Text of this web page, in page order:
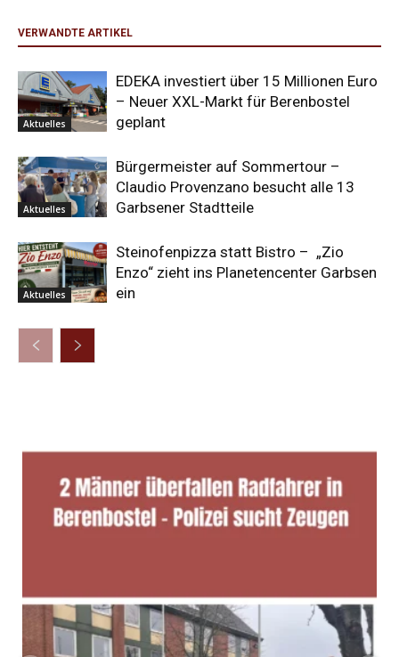
VERWANDTE ARTIKEL
Aktuelles
EDEKA investiert über 15 Millionen Euro
– Neuer XXL-Markt für Berenbostel
geplant
Aktuelles
Bürgermeister auf Sommertour –
Claudio Provenzano besucht alle 13
Garbsener Stadtteile
Aktuelles
Steinofenpizza statt Bistro – „Zio
Enzo“ zieht ins Planetencenter Garbsen
ein